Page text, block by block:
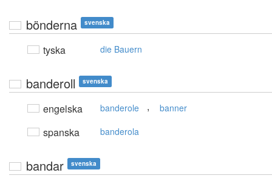
bönderna svenska
tyska die Bauern
banderoll svenska
engelska banderole , banner
spanska banderola
bandar svenska